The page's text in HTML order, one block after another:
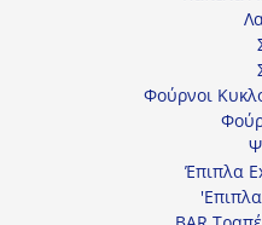
Φούρνοι
Έπιπλα